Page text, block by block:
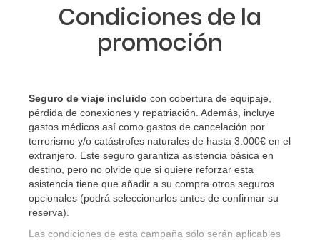
Condiciones de la
promoción
Seguro de viaje incluido con cobertura de equipaje,
pérdida de conexiones y repatriación. Además, incluye
gastos médicos así como gastos de cancelación por
terrorismo y/o catástrofes naturales de hasta 3.000€ en el
extranjero. Este seguro garantiza asistencia básica en
destino, pero no olvide que si quiere reforzar esta
asistencia tiene que añadir a su compra otros seguros
opcionales (podrá seleccionarlos antes de confirmar su
reserva)
Las condiciones de esta campaña sólo serán aplicables